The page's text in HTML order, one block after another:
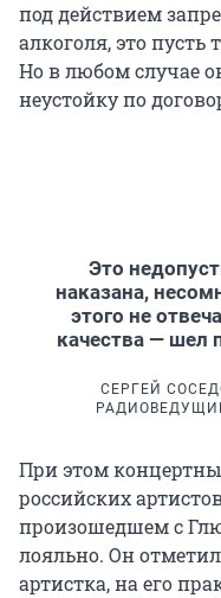
под действием
алкоголя, это пусть
Но в любом случае
неустойку по
Это
наказана,
этого не
качества — шел
СЕРГЕЙ
При этом
российских
произошедшем с
лояльно. Он
артистка, на его